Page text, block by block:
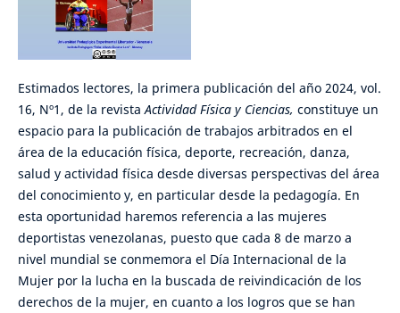
Estimados lectores, la primera publicación del año 2024, vol.
16, Nº1, de la revistaActividad Física y Ciencias, constituye un
espacio para la publicación de trabajos arbitrados en el
área de la educación física, deporte, recreación, danza,
salud y actividad física desde diversas perspectivas del área
del conocimiento y, en particular desde la pedagogía. En
esta oportunidad haremos referencia a las mujeres
deportistas venezolanas, puesto que cada 8 de marzo a
nivel mundial se conmemora el Día Internacional de la
Mujer por la lucha en la buscada de reivindicación de los
derechos de la mujer, en cuanto a los logros que se han